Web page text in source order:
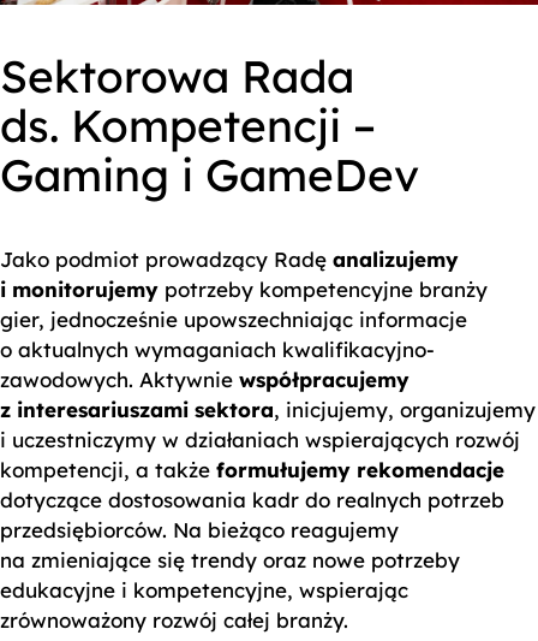
Sektorowa Rada
ds. Kompetencji –
Gaming i GameDev
Jako podmiot prowadzący Radę analizujemy
i monitorujemy potrzeby kompetencyjne branży
gier, jednocześnie upowszechniając informacje
o aktualnych wymaganiach kwalifikacyjno-
zawodowych. Aktywnie współpracujemy
z interesariuszami sektora, inicjujemy, organizujemy
i uczestniczymy w działaniach wspierających rozwój
kompetencji, a także formułujemy rekomendacje
dotyczące dostosowania kadr do realnych potrzeb
przedsiębiorców. Na bieżąco reagujemy
na zmieniające się trendy oraz nowe potrzeby
edukacyjne i kompetencyjne, wspierając
zrównoważony rozwój całej branży.